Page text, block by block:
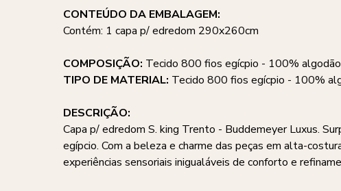
CONTEÚDO DA EMBALAGEM:
Contém: 1 capa p/ edredom 290x260cm
COMPOSIÇÃO: Tecido 800 fios egícpio - 100%
TIPO DE MATERIAL: Tecido 800 fios egícpio - 100%
DESCRIÇÃO:
Capa p/ edredom S. king Trento - Buddemeyer Luxus.
egípcio. Com a beleza e charme das peças em alta-
experiências sensoriais inigualáveis de conforto e